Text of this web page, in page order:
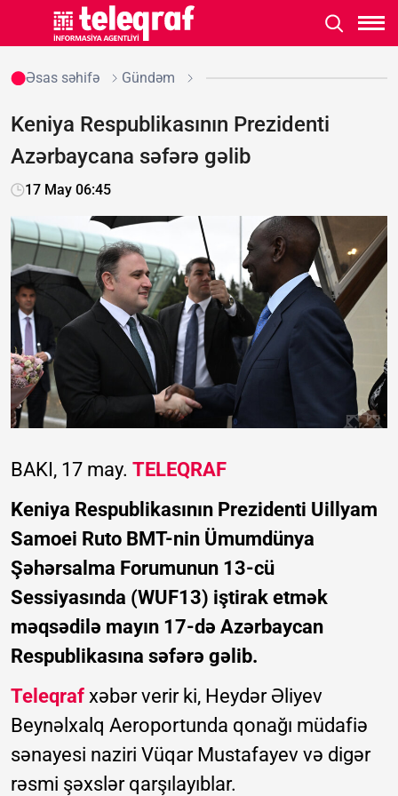
Əsas səhifə Gündəm
Keniya Respublikasının Prezidenti
Azərbaycana səfərə gəlib
17 May 06:45
BAKI, 17 may. TELEQRAF
Keniya Respublikasının Prezidenti Uillyam
Samoei Ruto BMT-nin Ümumdünya
Şəhərsalma Forumunun 13-cü
Sessiyasında (WUF13) iştirak etmək
məqsədilə mayın 17-də Azərbaycan
Respublikasına səfərə gəlib.
Teleqraf xəbər verir ki, Heydər Əliyev
Beynəlxalq Aeroportunda qonağı müdafiə
sənayesi naziri Vüqar Mustafayev və digər
rəsmi şəxslər qarşılayıblar.